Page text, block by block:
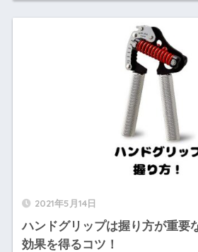
2021年5月14日
ハンドグリップは握り方が重要
効果を得るコツ！